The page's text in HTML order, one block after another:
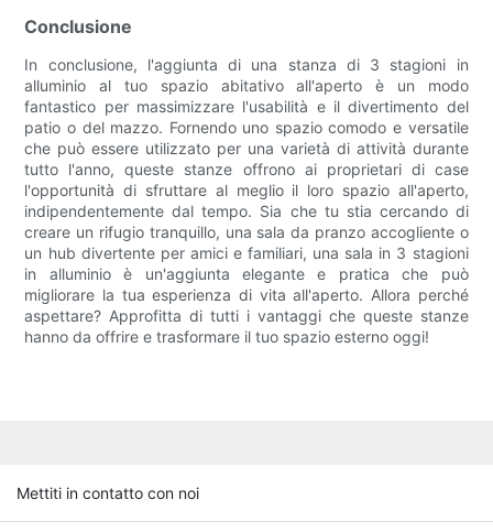
Conclusione
In conclusione, l'aggiunta di una stanza di 3 stagioni in
alluminio al tuo spazio abitativo all'aperto è un modo
fantastico per massimizzare l'usabilità e il divertimento del
patio o del mazzo. Fornendo uno spazio comodo e versatile
che può essere utilizzato per una varietà di attività durante
tutto l'anno, queste stanze offrono ai proprietari di case
l'opportunità di sfruttare al meglio il loro spazio all'aperto,
indipendentemente dal tempo. Sia che tu stia cercando di
creare un rifugio tranquillo, una sala da pranzo accogliente o
un hub divertente per amici e familiari, una sala in 3 stagioni
in alluminio è un'aggiunta elegante e pratica che può
migliorare la tua esperienza di vita all'aperto. Allora perché
aspettare? Approfitta di tutti i vantaggi che queste stanze
hanno da offrire e trasformare il tuo spazio esterno oggi!
Mettiti in contatto con noi